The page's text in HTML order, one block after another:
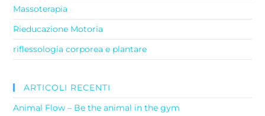
Massoterapia
Rieducazione Motoria
riflessologia corporea e plantare
ARTICOLI RECENTI
Animal Flow – Be the animal in the gym